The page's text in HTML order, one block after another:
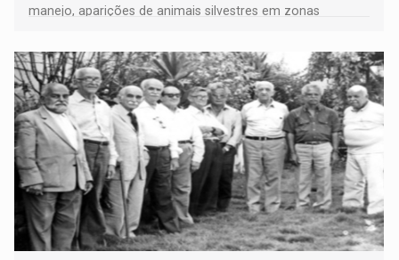
manejo, aparições de animais silvestres em zonas